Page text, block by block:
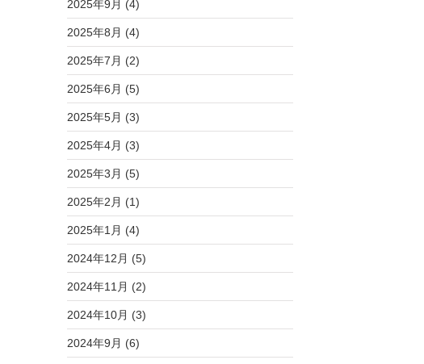
2025年9月 (4)
2025年8月 (4)
2025年7月 (2)
2025年6月 (5)
2025年5月 (3)
2025年4月 (3)
2025年3月 (5)
2025年2月 (1)
2025年1月 (4)
2024年12月 (5)
2024年11月 (2)
2024年10月 (3)
2024年9月 (6)